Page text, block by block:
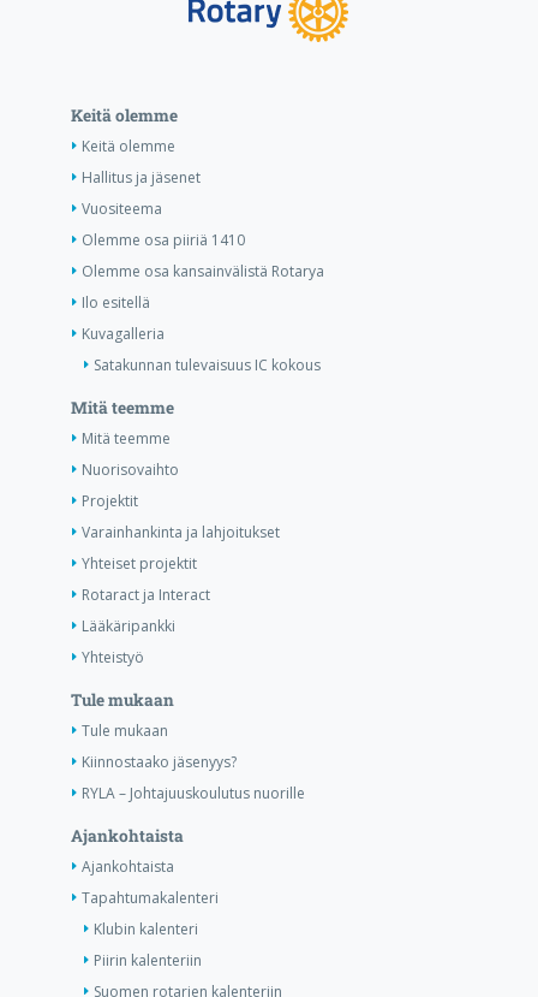
Keitä olemme
Keitä olemme
Hallitus ja jäsenet
Vuositeema
Olemme osa piiriä 1410
Olemme osa kansainvälistä Rotarya
Ilo esitellä
Kuvagalleria
Satakunnan tulevaisuus IC kokous
Mitä teemme
Mitä teemme
Nuorisovaihto
Projektit
Varainhankinta ja lahjoitukset
Yhteiset projektit
Rotaract ja Interact
Lääkäripankki
Yhteistyö
Tule mukaan
Tule mukaan
Kiinnostaako jäsenyys?
RYLA – Johtajuuskoulutus nuorille
Ajankohtaista
Ajankohtaista
Tapahtumakalenteri
Klubin kalenteri
Piirin kalenteriin
Suomen rotarien kalenteriin